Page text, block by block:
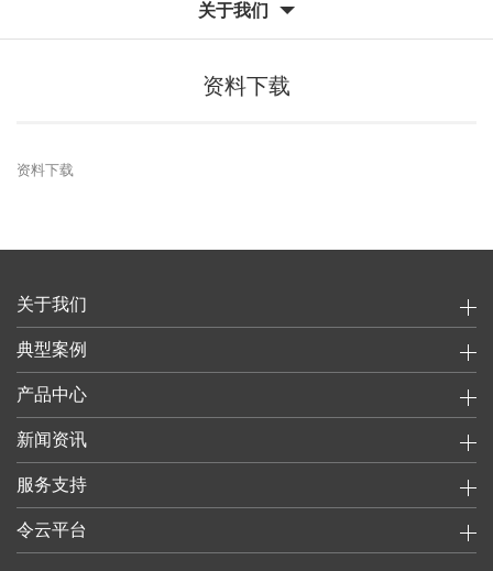
关于我们
资料下载
资料下载
关于我们
典型案例
产品中心
新闻资讯
服务支持
令云平台